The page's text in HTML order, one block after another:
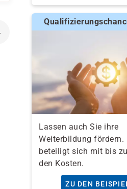
Lassen auch Sie ihre
Weiterbildung fördern.
beteiligt sich mit bis
den Kosten.
ZU DEN